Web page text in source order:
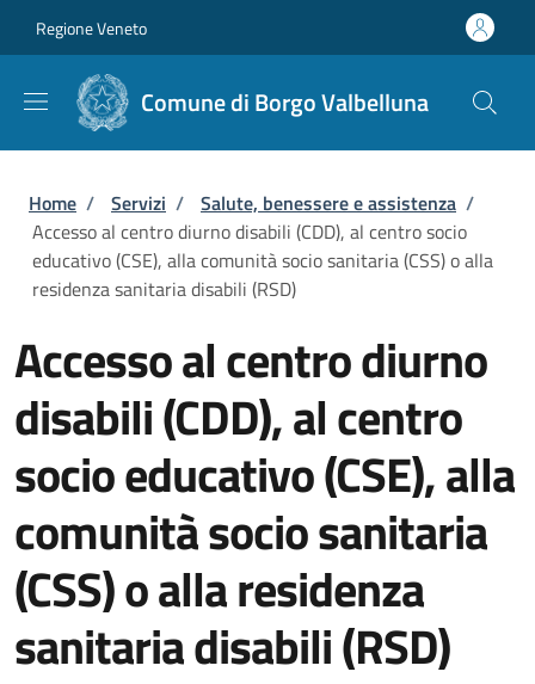
Regione Veneto
Comune di Borgo Valbelluna
Briciole di pane
Home / Servizi / Salute, benessere e assistenza /
Accesso al centro diurno disabili (CDD), al centro socio
educativo (CSE), alla comunità socio sanitaria (CSS) o alla
residenza sanitaria disabili (RSD)
Accesso al centro diurno
disabili (CDD), al centro
socio educativo (CSE), alla
comunità socio sanitaria
(CSS) o alla residenza
sanitaria disabili (RSD)